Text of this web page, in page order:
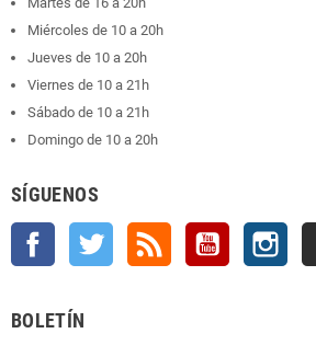
Miércoles de 10 a 20h
Jueves de 10 a 20h
Viernes de 10 a 21h
Sábado de 10 a 21h
Domingo de 10 a 20h
SÍGUENOS
Facebook Twitter YouTube
BOLETÍN